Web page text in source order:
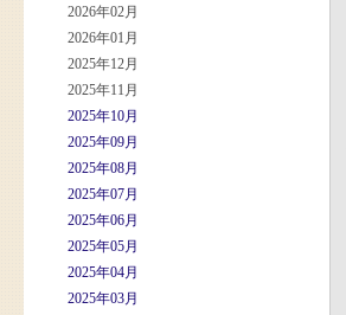
2026年02月
2026年01月
2025年12月
2025年11月
2025年10月
2025年09月
2025年08月
2025年07月
2025年06月
2025年05月
2025年04月
2025年03月